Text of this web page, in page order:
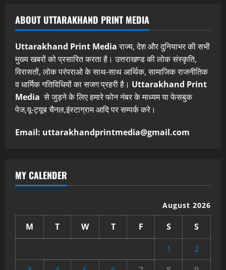
ABOUT UTTARAKHAND PRINT MEDIA
Uttarakhand Print Mediaराज्य, देश और दुनियाभर की सभी
मुख्य खबरों को प्रसारित करता है। उत्तराखण्ड की लोक संस्कृति,
विरासतों, लोक परंपराओ के साथ-साथ आर्थिक, सामाजिक राजनीतिक
व धार्मिक गतिविधियों का सजग प्रहरी है। Uttarakhand Print
Media से जुड़ने के लिए हमारे फोन नंबर के माध्यम या फेसबुक
पेज,यू-ट्यूब चैनल,इंस्टाग्राम आदि पर सम्पर्क करे।
Email: uttarakhandprintmedia@gmail.com
MY CALENDER
August 2026
M T W T F S
S
1
2